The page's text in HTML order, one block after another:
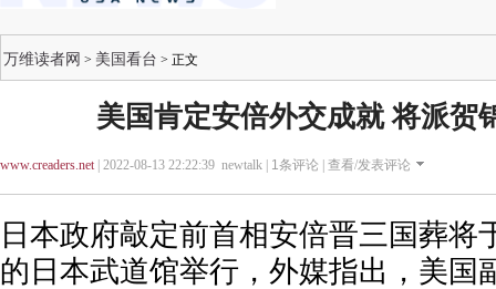
万维读者网 > 美国看台 > 正文
美国肯定安倍外交成就 将派贺
www.creaders.net| 2022-08-13 22:22:39 newtalk | 1条评论 | 查看/发表评论
日本政府敲定前首相安倍晋三国葬将
的日本武道馆举行，外媒指出，美国